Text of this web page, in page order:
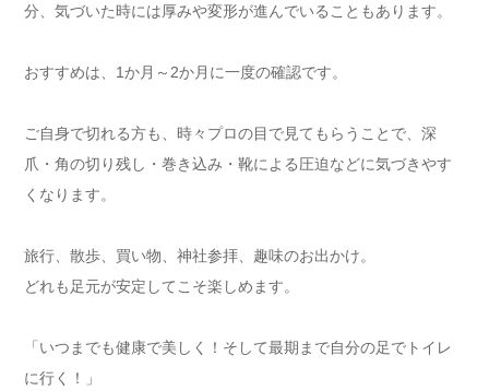
分、気づいた時には厚みや変形が進んでいることもあります。
おすすめは、1か月～2か月に一度の確認です。
ご自身で切れる方も、時々プロの目で見てもらうことで、深
爪・角の切り残し・巻き込み・靴による圧迫などに気づきやす
くなります。
旅行、散歩、買い物、神社参拝、趣味のお出かけ。
どれも足元が安定してこそ楽しめます。
「いつまでも健康で美しく！そして最期まで自分の足でトイレ
に行く！」